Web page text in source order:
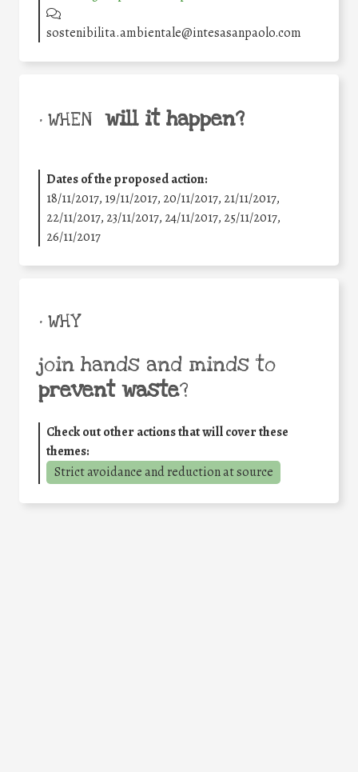
sostenibilita.ambientale@intesasanpaolo.com
• WHEN will it happen?
Dates of the proposed action:
18/11/2017, 19/11/2017, 20/11/2017, 21/11/2017,
22/11/2017, 23/11/2017, 24/11/2017, 25/11/2017,
26/11/2017
• WHY
join hands and minds to
prevent waste?
Check out other actions that will cover these
themes:
Strict avoidance and reduction at source